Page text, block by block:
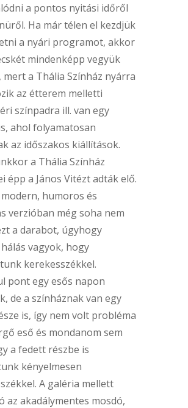
a pontos nyitási időről
Ha már télen el kezdjük
a nyári programot, akkor
mindenképp vegyük
mert a Thália Színház nyárra
az étterem melletti
színpadra ill. van egy
ahol folyamatosan
az időszakos kiállítások.
a Thália Színház
épp a János Vitézt adták elő.
humoros és
verzióban még soha nem
a darabot, úgyhogy
vagyok, hogy
kerekesszékkel.
pont egy esős napon
de a színháznak van egy
is, így nem volt probléma
eső és mondanom sem
a fedett részbe is
kényelmesen
A galéria mellett
az akadálymentes mosdó,